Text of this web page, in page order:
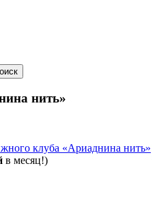
нить»
клуба «Ариаднина нить»
в месяц!)